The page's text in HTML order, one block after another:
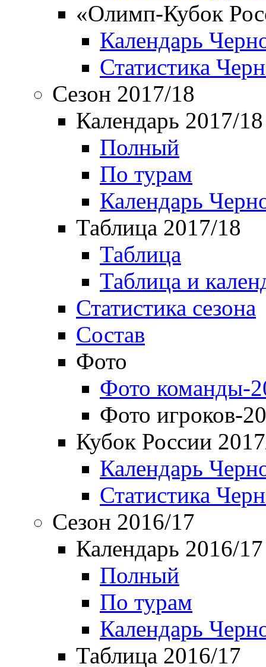
«Олимп-Кубок
Календарь
Статистика
Сезон 2017/18
Календарь 2017/18
Полный
По турам
Календарь
Таблица 2017/18
Таблица
Таблица и
Статистика сезона
Состав
Фото
Фото команды-
Фото игроков-
Кубок России
Календарь
Статистика
Сезон 2016/17
Календарь 2016/17
Полный
По турам
Календарь
Таблица 2016/17